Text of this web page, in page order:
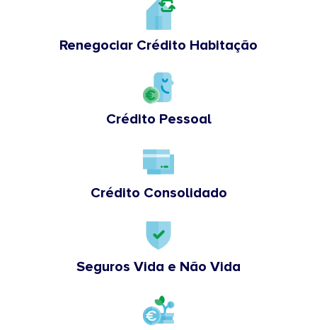
Renegociar Crédito Habitação
Crédito Pessoal
Crédito Consolidado
Seguros Vida e Não Vida